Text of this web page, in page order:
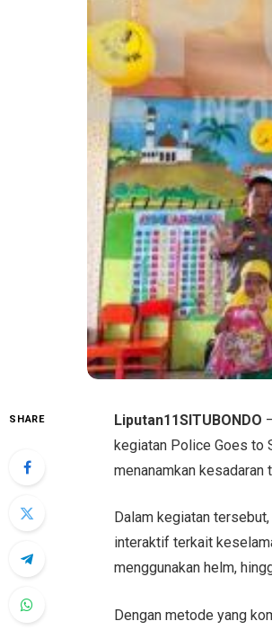
SHARE Liputan11SITUBONDO
kegiatan Police Goes to
menanamkan
Dalam kegiatan
interaktif terkait
menggunakan helm,
Dengan metode yang